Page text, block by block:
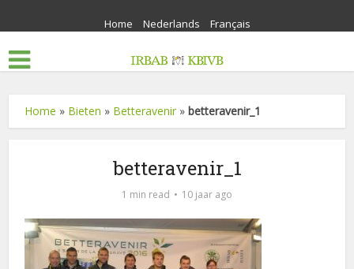
Home Nederlands Français
Home » Bieten » Betteravenir »betteravenir_1
betteravenir_1
1 min read 10 jaar ago